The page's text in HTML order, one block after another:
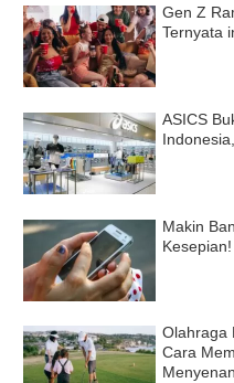
Gen Z
Ternyata
ASICS
Makin
Olahraga
Cara